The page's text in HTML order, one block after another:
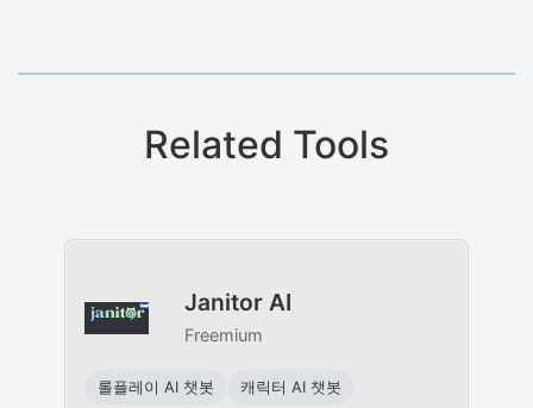
Related Tools
Janitor AI
Freemium
롤플레이 AI 챗봇 캐릭터 AI 챗봇